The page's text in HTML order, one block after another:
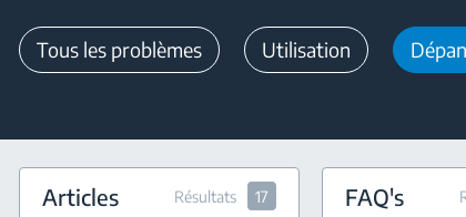
Tous les problèmes Utilisation
Articles Résultats 17 FAQ's